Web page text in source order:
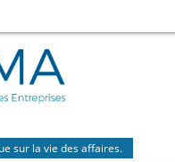
sur la vie des affaires.